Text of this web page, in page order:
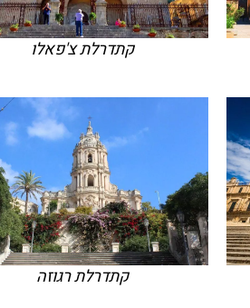
קתדרלת צ'פאלו
קתדרלת רגוזה